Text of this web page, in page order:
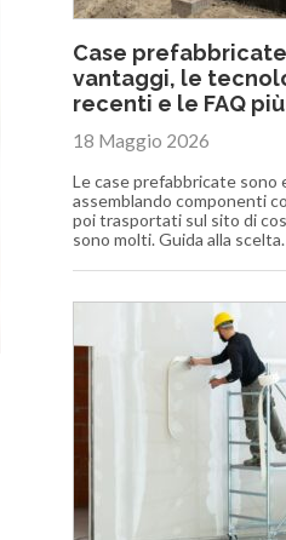
Case
vantaggi, le
recenti e le FAQ
18 Maggio 2026
Le case prefabbricate sono
assemblando componenti
poi trasportati sul sito di
sono molti. Guida alla scelta.